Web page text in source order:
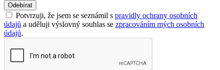
Odebírat
Potvrzuji, že jsem se seznámil s pravidly ochrany osobních
údajů a uděluji výslovný souhlas se zpracováním mých osobních
údajů.